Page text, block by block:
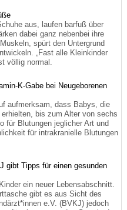
aus, laufen barfuß über
dabei ganz nebenbei ihre
spürt den Untergrund
„Fast alle Kleinkinder
völlig normal.
K-Gabe bei Neugeborenen
aufmerksam, dass Babys, die
bis zum Alter von sechs
für Blutungen jeglicher Art und
für intrakranielle Blutungen
gibt Tipps für einen gesunden
ein neuer Lebensabschnitt.
gibt es aus Sicht des
e.V. (BVKJ) jedoch